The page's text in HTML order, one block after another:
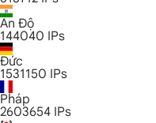
Ấn Độ
144040 IPs
Đức
1531150 IPs
Pháp
2603654 IPs